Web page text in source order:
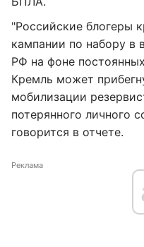
"Российские блогеры
кампании по набору в
РФ на фоне
Кремль может
мобилизации
потерянного личного
говорится в отчете.
Реклама